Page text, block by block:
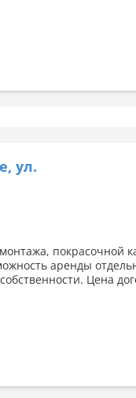
ул.
покрасочной
аренды
Цена